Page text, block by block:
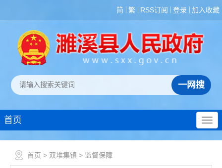
简 繁 RSS订阅 登录 加入收藏
首页
首页 > 双堆集镇 > 监督保障